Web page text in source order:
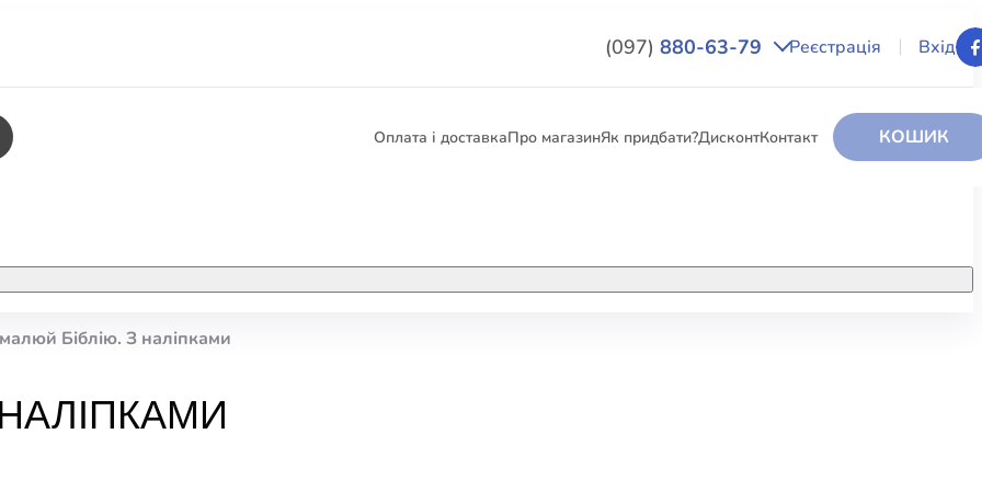
(097) 880-63-79 Реєстрація Вхід
Оплата і доставкаПро магазинЯк придбати?ДисконтКонтакт КОШИК
ЕЛЕКТРОННІ КНИГИ
Біблію. З наліпками